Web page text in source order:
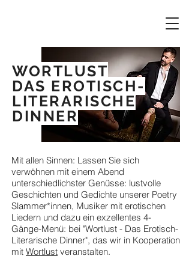
WORTLUST
DAS EROTISCH-
LITERARISCHE
DINNER
Mit allen Sinnen: Lassen Sie sich
verwöhnen mit einem Abend
unterschiedlichster Genüsse: lustvolle
Geschichten und Gedichte unserer Poetry
Slammer*innen, Musiker mit erotischen
Liedern und dazu ein exzellentes 4-
Gänge-Menü: bei "Wortlust - Das Erotisch-
Literarische Dinner", das wir in Kooperation
mit Wortlust veranstalten.